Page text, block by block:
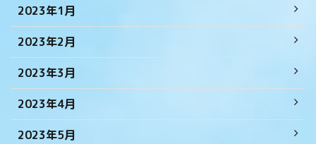
2023年1月
2023年2月
2023年3月
2023年4月
2023年5月